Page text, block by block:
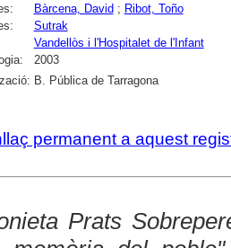
Bàrcena, David ; Ribot, Toño
Sutrak
Vandellòs i l'Hospitalet de l'Infant
2003
B. Pública de Tarragona
permanent a aquest
Prats